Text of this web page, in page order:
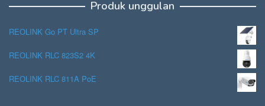
Produk unggulan
REOLINK Go PT Ultra SP
REOLINK RLC 823S2 4K
REOLINK RLC 811A PoE